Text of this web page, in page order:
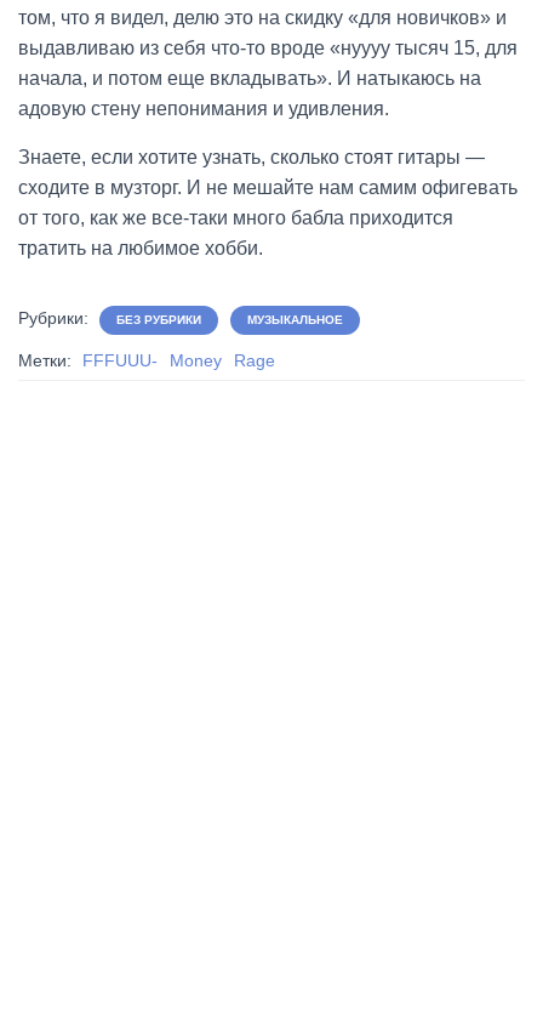
том, что я видел, делю это на скидку «для новичков» и
выдавливаю из себя что-то вроде «нуууу тысяч 15, для
начала, и потом еще вкладывать». И натыкаюсь на
адовую стену непонимания и удивления.
Знаете, если хотите узнать, сколько стоят гитары —
сходите в музторг. И не мешайте нам самим офигевать
от того, как же все-таки много бабла приходится
тратить на любимое хобби.
Рубрики: БЕЗ РУБРИКИ МУЗЫКАЛЬНОЕ
Метки: FFFUUU- Money Rage